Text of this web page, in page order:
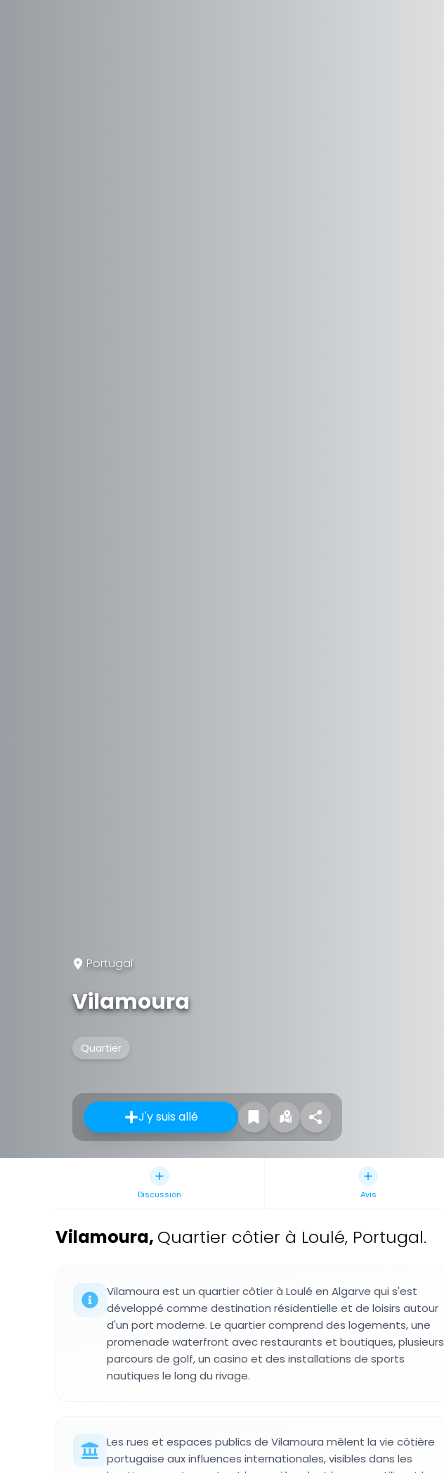
Portugal
Vilamoura
Quartier
J'y suis allé
Discussion Avis
Vilamoura, Quartier côtier à Loulé, Portugal.
Vilamoura est un quartier côtier à Loulé en Algarve qui s'est
développé comme destination résidentielle et de loisirs autour
d'un port moderne. Le quartier comprend des logements, une
promenade waterfront avec restaurants et boutiques, plusieurs
parcours de golf, un casino et des installations de sports
nautiques le long du rivage.
Les rues et espaces publics de Vilamoura mêlent la vie côtière
portugaise aux influences internationales, visibles dans les